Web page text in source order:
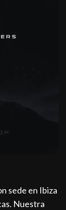
sede en Ibiza
Nuestra